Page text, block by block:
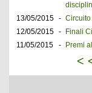
13/05/2015 -
12/05/2015 -
Finali
11/05/2015
- Premi
<